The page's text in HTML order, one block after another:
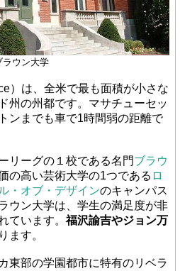
ラウン大学
）は、全米で最も面積が小さな
州の州都です。マサチューセッ
ンまでも車で1時間弱の距離で
リーグの１校である名門ブラウ
の高い芸術大学の1つである ロ
・オブ・デザインのキャンパス
ウン大学は、学生の満足度が非
ています。福沢諭吉やジョン万
ます。
東部の学園都市に特有のリベラ